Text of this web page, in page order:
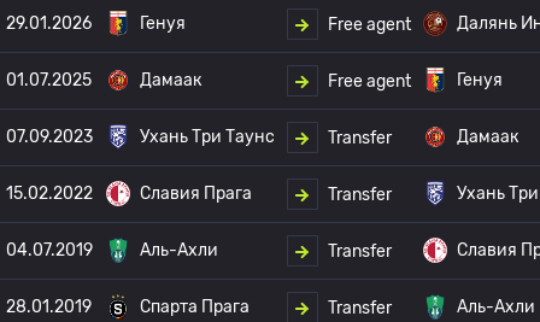
29.01.2026 Генуя Free agent Далянь
01.07.2025 Дамаак Free agent Генуя
07.09.2023 Ухань Три Таунс Transfer Дамаак
15.02.2022 Славия Прага Transfer Ухань
04.07.2019 Аль-Ахли Transfer Славия
28.01.2019 Спарта Прага Transfer Аль-Ахли